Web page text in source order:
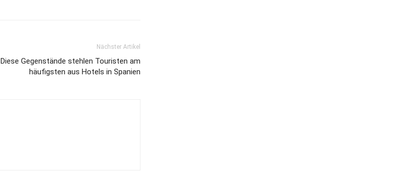
Nächster Artikel
Diese Gegenstände stehlen Touristen am
häufigsten aus Hotels in Spanien